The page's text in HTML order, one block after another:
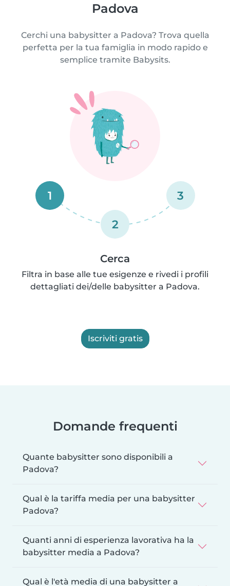
Padova
Cerchi una babysitter a Padova? Trova quella
perfetta per la tua famiglia in modo rapido e
semplice tramite Babysits.
1
2
3
Cerca
Filtra in base alle tue esigenze e rivedi i profili
dettagliati dei/delle babysitter a Padova.
Iscriviti gratis
Domande frequenti
Quante babysitter sono disponibili a
Padova?
Qual è la tariffa media per una babysitter
Padova?
Quanti anni di esperienza lavorativa ha la
babysitter media a Padova?
Qual è l'età media di una babysitter a